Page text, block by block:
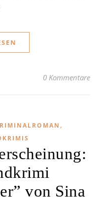
0 Kommentare
,
von Sina